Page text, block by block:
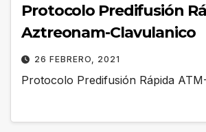
Protocolo Predifusión
Aztreonam-Clavulanico
26 FEBRERO, 2021
Protocolo Predifusión Rápida